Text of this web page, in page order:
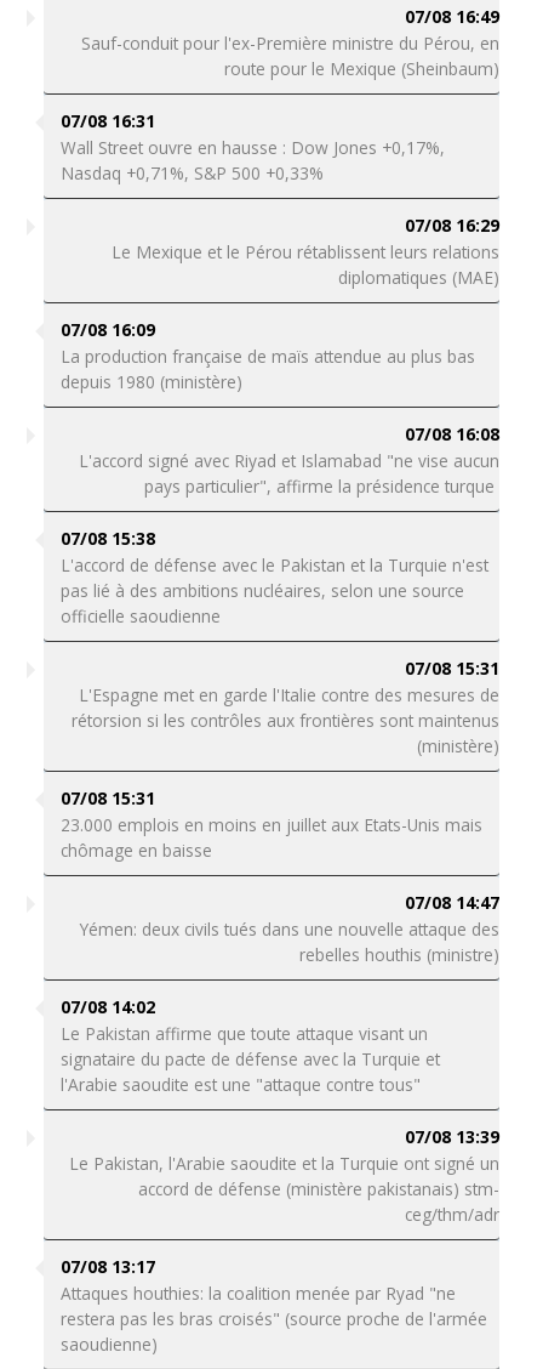
07/08 16:49
Sauf-conduit pour l'ex-Première ministre du Pérou, en
route pour le Mexique (Sheinbaum)
07/08 16:31
Wall Street ouvre en hausse : Dow Jones +0,17%,
Nasdaq +0,71%, S&P 500 +0,33%
07/08 16:29
Le Mexique et le Pérou rétablissent leurs relations
diplomatiques (MAE)
07/08 16:09
La production française de maïs attendue au plus bas
depuis 1980 (ministère)
07/08 16:08
L'accord signé avec Riyad et Islamabad "ne vise aucun
pays particulier", affirme la présidence turque
07/08 15:38
L'accord de défense avec le Pakistan et la Turquie n'est
pas lié à des ambitions nucléaires, selon une source
officielle saoudienne
07/08 15:31
L'Espagne met en garde l'Italie contre des mesures de
rétorsion si les contrôles aux frontières sont maintenus
(ministère)
07/08 15:31
23.000 emplois en moins en juillet aux Etats-Unis mais
chômage en baisse
07/08 14:47
Yémen: deux civils tués dans une nouvelle attaque des
rebelles houthis (ministre)
07/08 14:02
Le Pakistan affirme que toute attaque visant un
signataire du pacte de défense avec la Turquie et
l'Arabie saoudite est une "attaque contre tous"
07/08 13:39
Le Pakistan, l'Arabie saoudite et la Turquie ont signé un
accord de défense (ministère pakistanais) stm-
ceg/thm/adr
07/08 13:17
Attaques houthies: la coalition menée par Ryad "ne
restera pas les bras croisés" (source proche de l'armée
saoudienne)